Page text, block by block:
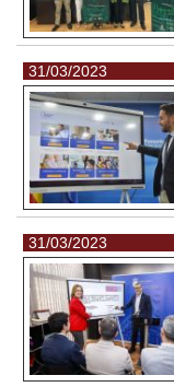
31/03/2023
31/03/2023